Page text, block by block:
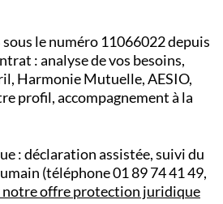
le numéro 11066022 depuis
: analyse de vos besoins,
Harmonie Mutuelle, AESIO,
profil, accompagnement à la
: déclaration assistée, suivi du
(téléphone 01 89 74 41 49,
notre offre protection juridique